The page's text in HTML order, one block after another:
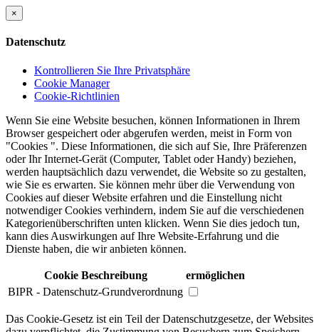
×
Datenschutz
Kontrollieren Sie Ihre Privatsphäre
Cookie Manager
Cookie-Richtlinien
Wenn Sie eine Website besuchen, können Informationen in Ihrem
Browser gespeichert oder abgerufen werden, meist in Form von
"Cookies ". Diese Informationen, die sich auf Sie, Ihre Präferenzen
oder Ihr Internet-Gerät (Computer, Tablet oder Handy) beziehen,
werden hauptsächlich dazu verwendet, die Website so zu gestalten,
wie Sie es erwarten. Sie können mehr über die Verwendung von
Cookies auf dieser Website erfahren und die Einstellung nicht
notwendiger Cookies verhindern, indem Sie auf die verschiedenen
Kategorienüberschriften unten klicken. Wenn Sie dies jedoch tun,
kann dies Auswirkungen auf Ihre Website-Erfahrung und die
Dienste haben, die wir anbieten können.
Cookie Beschreibung
ermöglichen
BIPR - Datenschutz-Grundverordnung
Das Cookie-Gesetz ist ein Teil der Datenschutzgesetze, der Websites